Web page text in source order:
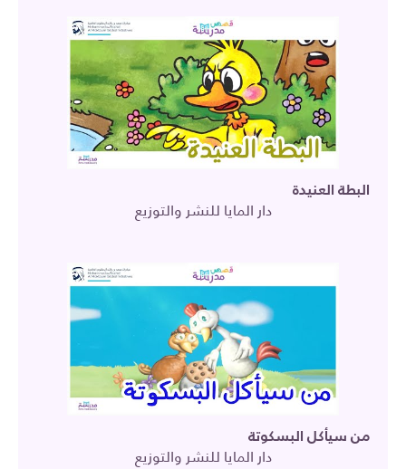
البطة العنيدة
دار المايا للنشر والتوزيع
من سيأكل البسكوتة
دار المايا للنشر والتوزيع